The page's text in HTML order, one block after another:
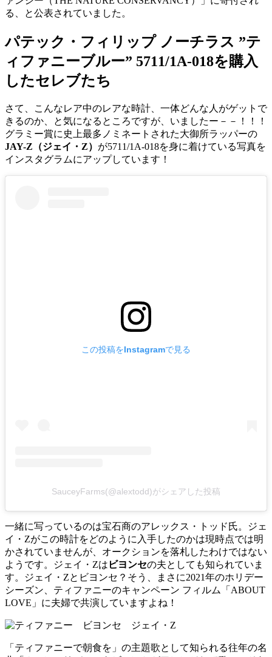
る、と公表されていました。
パテック・フィリップ ノーチラス ”テ
ィファニーブルー” 5711/1A-018を購入
したセレブたち
さて、こんなレア中のレアな時計、一体どんな人がゲットで
きるのか、と気になるところですが、いましたー－－！！！
グラミー賞に史上最多ノミネートされた大御所ラッパーの
JAY-Z（ジェイ・Z） が5711/1A-018を身に着けている写真を
インスタグラムにアップしています！
この投稿をInstagramで見る
SauceyFarms(@alextodd)がシェアした投稿
一緒に写っているのは宝石商のアレックス・トッド氏。ジェ
イ・Zがこの時計をどのように入手したのかは現時点では明
かされていませんが、オークションを落札したわけではない
ようです。ジェイ・Zは ビヨンセの夫としても知られていま
す。ジェイ・Zとビヨンセ？そう、まさに2021年のホリデー
シーズン、ティファニーのキャンペーン フィルム「ABOUT
LOVE」に夫婦で共演していますよね！
「ティファニーで朝食を」の主題歌として知られる往年の名